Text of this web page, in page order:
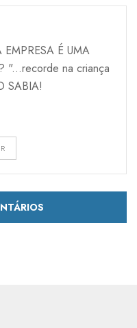
É UMA
"...recorde na criança
SABIA!